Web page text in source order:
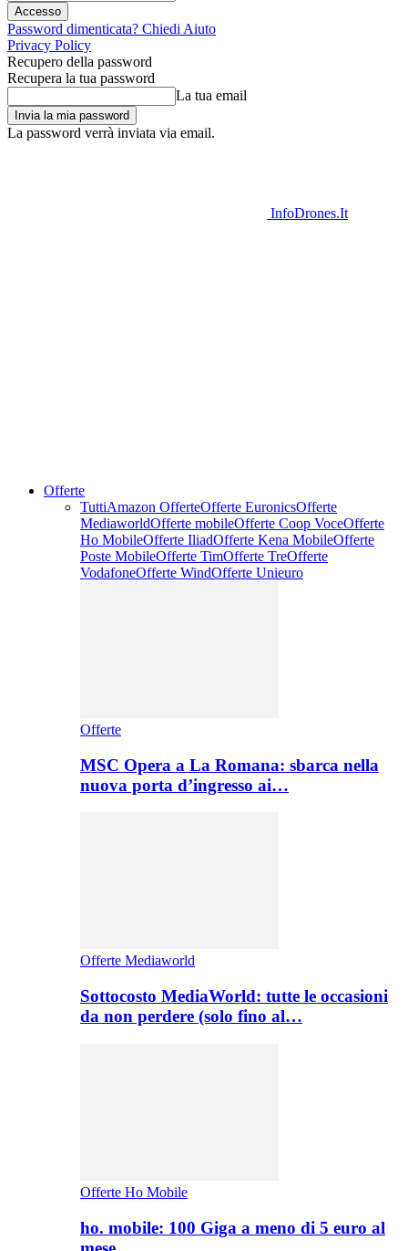
Password dimenticata? Chiedi Aiuto
Privacy Policy
Recupero della password
Recupera la tua password
La tua email
La password verrà inviata via email.
InfoDrones.It
Offerte
TuttiAmazon OfferteOfferte EuronicsOfferte
MediaworldOfferte mobileOfferte Coop VoceOfferte
Ho MobileOfferte IliadOfferte Kena MobileOfferte
Poste MobileOfferte TimOfferte TreOfferte
VodafoneOfferte WindOfferte Unieuro
Offerte
MSC Opera a La Romana: sbarca nella
nuova porta d’ingresso ai…
Offerte Mediaworld
Sottocosto MediaWorld: tutte le occasioni
da non perdere (solo fino al…
Offerte Ho Mobile
ho. mobile: 100 Giga a meno di 5 euro al